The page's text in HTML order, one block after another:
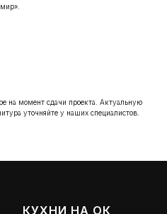
на момент сдачи проекта. Актуальную
уточняйте у наших специалистов.
КУХНИ НА ОК